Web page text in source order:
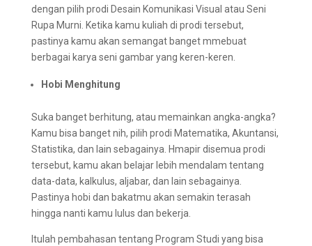
dengan pilih prodi Desain Komunikasi Visual atau Seni
Rupa Murni. Ketika kamu kuliah di prodi tersebut,
pastinya kamu akan semangat banget mmebuat
berbagai karya seni gambar yang keren-keren.
Hobi Menghitung
Suka banget berhitung, atau memainkan angka-angka?
Kamu bisa banget nih, pilih prodi Matematika, Akuntansi,
Statistika, dan lain sebagainya. Hmapir disemua prodi
tersebut, kamu akan belajar lebih mendalam tentang
data-data, kalkulus, aljabar, dan lain sebagainya.
Pastinya hobi dan bakatmu akan semakin terasah
hingga nanti kamu lulus dan bekerja.
Itulah pembahasan tentang Program Studi yang bisa